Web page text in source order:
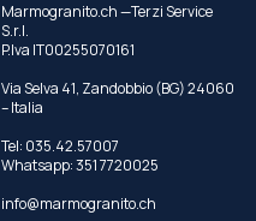
Marmogranito.ch —Terzi Service
S.r.l.
P.Iva IT00255070161
Via Selva 41, Zandobbio (BG) 24060
– Italia
Tel: 035.42.57007
Whatsapp:351 7720025
info@marmogranito.ch